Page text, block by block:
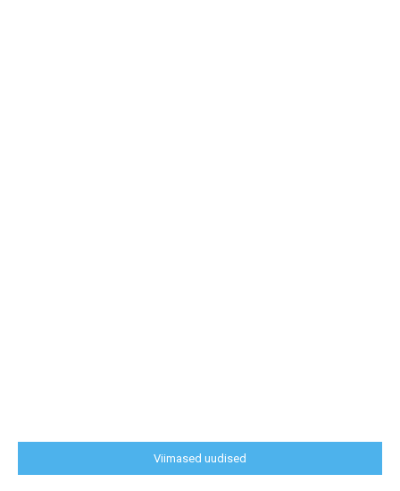
Viimased uudised